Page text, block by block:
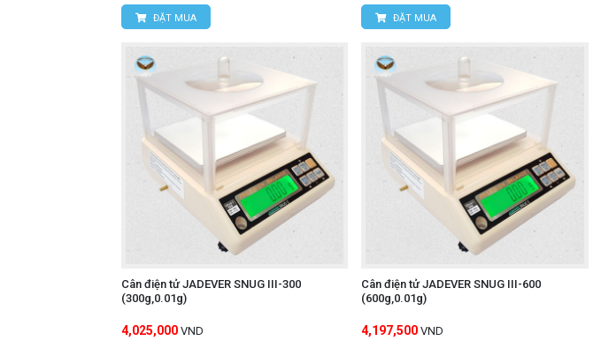
ĐẶT MUA ĐẶT MUA
Cân điện tử JADEVER SNUG III-300
(300g,0.01g)
4,025,000 VND
Cân điện tử JADEVER SNUG III-600
(600g,0.01g)
4,197,500 VND